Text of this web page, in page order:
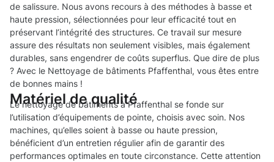
de salissure. Nous avons recours à des méthodes à basse et
haute pression, sélectionnées pour leur efficacité tout en
préservant l’intégrité des structures. Ce travail sur mesure
assure des résultats non seulement visibles, mais également
durables, sans engendrer de coûts superflus. Que dire de plus
? Avec le Nettoyage de bâtiments Pfaffenthal, vous êtes entre
de bonnes mains !
Matériel de qualité
Le nettoyage de bâtiments à Pfaffenthal se fonde sur
l’utilisation d’équipements de pointe, choisis avec soin. Nos
machines, qu’elles soient à basse ou haute pression,
bénéficient d’un entretien régulier afin de garantir des
performances optimales en toute circonstance. Cette attention